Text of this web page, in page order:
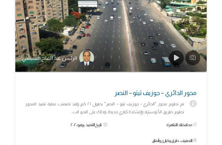
الرئيس عبد الفتاح السيسي
محور الدائري – جوزيف تيتو – النصر
تم تطوير محور "الدائري – جوزيف تيتو – النصر" بطول ٢١ كم، وقد تضمنت عملية تنفيذ المحور
تطوير طريق الأتوستراد وإنشاء ٥ كباري جديدة، وذلك على النحو الت...
محافظة: القاهرة
التصنيف: طرق وكبارى وأنفاق
تاريخ التنفيذ: يونيو ٢٠٢٠